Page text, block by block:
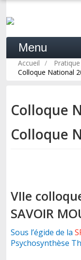
Menu
CONTACT
Accueil / Pratique
Colloque National
Colloque
Colloque
VIIe
SAVOIR
Sous l’égide de la
Psychosynthèse